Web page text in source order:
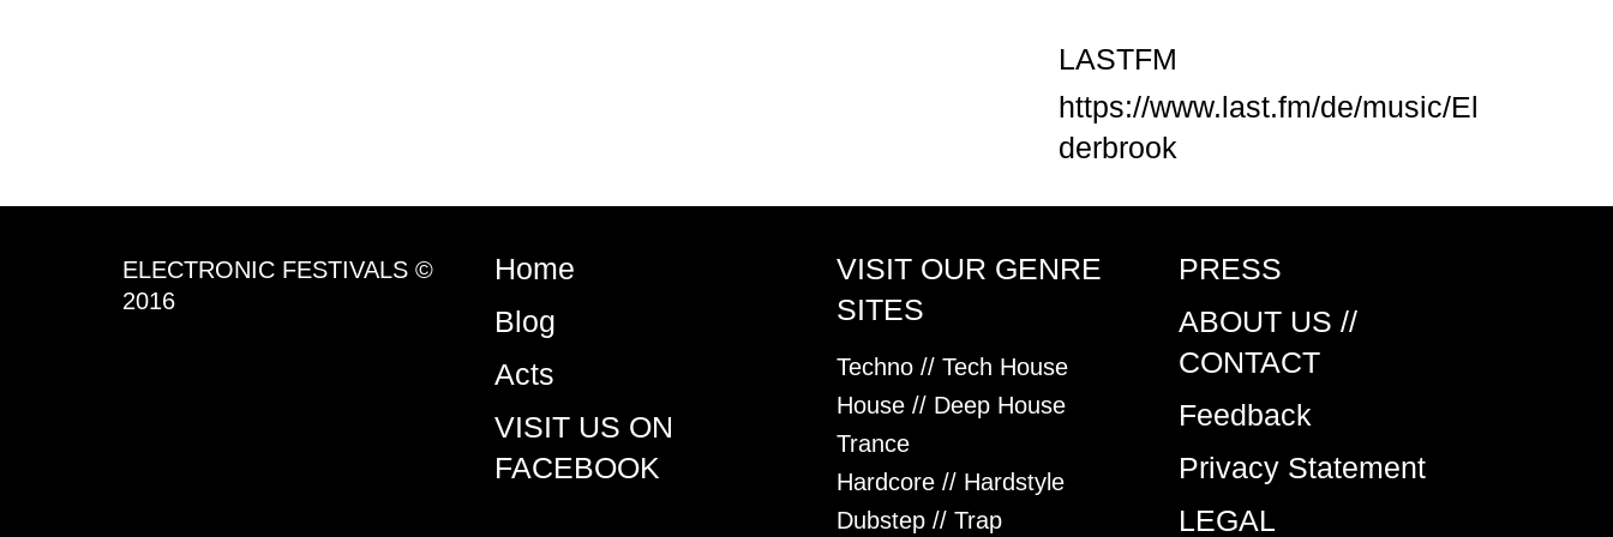
LASTFM
https://www.last.fm/de/music/El
derbrook
ELECTRONIC FESTIVALS ©
2016
Home
Blog
Acts
VISIT US ON
FACEBOOK
VISIT OUR GENRE
SITES
Techno // Tech House
House // Deep House
Trance
Hardcore // Hardstyle
Dubstep // Trap
PRESS
ABOUT US //
CONTACT
Feedback
Privacy Statement
LEGAL